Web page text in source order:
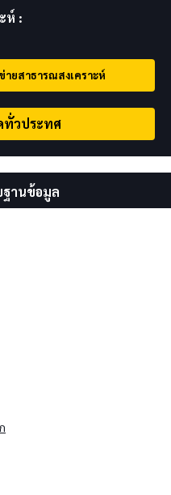
ห์ :
ายสาธารณสงเคราะห์
ทั่วประทศ
านข้อมูล